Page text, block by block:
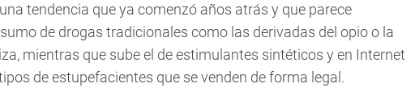
tendencia que ya comenzó años atrás y que parece
de drogas tradicionales como las derivadas del opio o la
mientras que sube el de estimulantes sintéticos y en Internet
de estupefacientes que se venden de forma legal.